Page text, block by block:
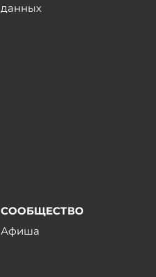
данных
СООБЩЕСТВО
Афиша